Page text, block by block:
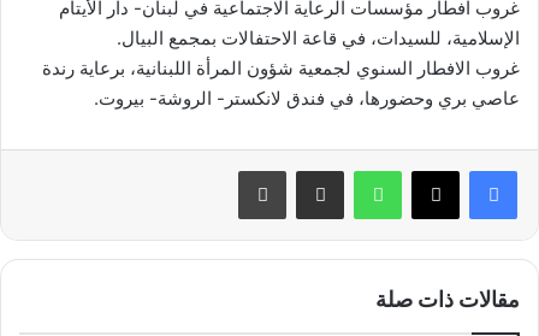
غروب افطار مؤسسات الرعاية الاجتماعية في لبنان- دار الأيتام
الإسلامية، للسيدات، في قاعة الاحتفالات بمجمع البيال.
غروب الافطار السنوي لجمعية شؤون المرأة اللبنانية، برعاية رندة
عاصي بري وحضورها، في فندق لانكستر- الروشة- بيروت.
واتساب
مقالات ذات صلة